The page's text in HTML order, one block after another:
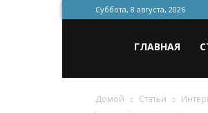
Суббота, 8 августа, 2026
для
ГЛАВНАЯ
Домой Статьи